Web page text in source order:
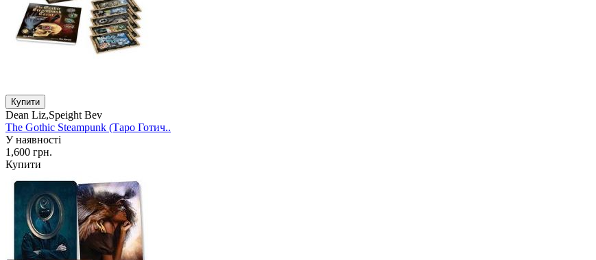
Dean Liz,Speight Bev
The Gothic Steampunk (Таро Готич..
У наявності
1,600 грн.
Купити